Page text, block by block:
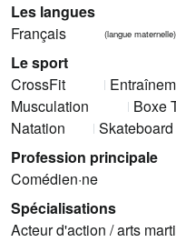
Les langues
Français
(langue maternelle)
Le sport
CrossFit
Musculation
Boxe
Natation
Skateboard
Profession principale
Comédien·ne
Spécialisations
Acteur d'action / arts